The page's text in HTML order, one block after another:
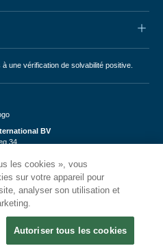
une vérification de solvabilité positive.
BV
34
les cookies », vous
sur votre appareil pour
analyser son utilisation et
Autoriser tous les cookies